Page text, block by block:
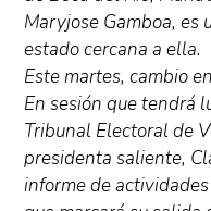
Maryjose Gamboa, es
estado cercana a ella.
Este martes, cambio
En sesión que tendrá
Tribunal Electoral de
presidenta saliente,
informe de